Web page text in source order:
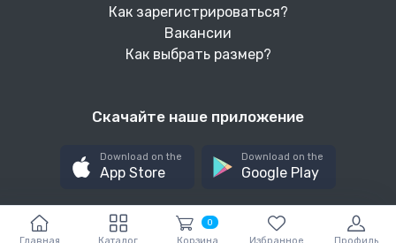
0
Как зарегистрироваться?
Вакансии
Как выбрать размер?
Скачайте наше приложение
Download on the
App Store
Download on the
Google Play